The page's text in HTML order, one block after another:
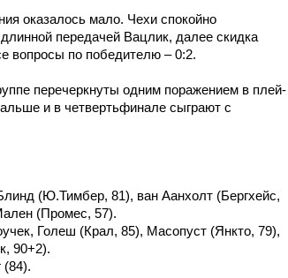
оказалось мало. Чехи спокойно
передачей Вацлик, далее скидка
вопросы по победителю – 0:2.
перечеркнуты одним поражением в плей-
и в четвертьфинале сыграют с
(Ю.Тимбер, 81), ван Аанхолт (Бергхейс,
(Промес, 57).
Голеш (Крал, 85), Масопуст (Янкто, 79),
90+2).